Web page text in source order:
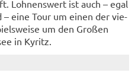
Loh­nens­wert ist auch – egal
– eine Tour um einen der vie­
um den Gro­ßen
in Ky­ritz.